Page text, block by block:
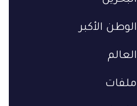
الوطن الأكبر
العالم
ملفات